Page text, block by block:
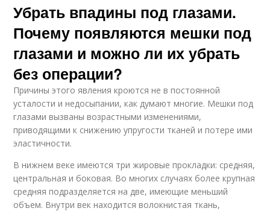
Убрать впадины под глазами.
Почему появляются мешки под
глазами и можно ли их убрать
без операции?
Причины этого явления кроются не в постоянной
усталости и недосыпании, как думают многие. Мешки под
глазами вызваны возрастными изменениями,
приводящими к снижению упругости тканей и потере ими
эластичности.
В нижнем веке имеются три жировые прокладки: средняя,
центральная и боковая. Во многих случаях более крупная
средняя подразделяется на две, имеющие меньший
объем. Внутри век находится волокнистая ткань,